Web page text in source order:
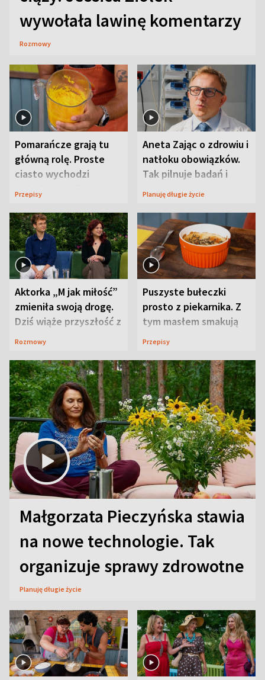
wywołała lawinę komentarzy
Rozmowy
Pomarańcze grają tu
główną rolę. Proste
ciasto wychodzi
wyjątkowo wilgotne
Przepisy
Aneta Zając o zdrowiu i
natłoku obowiązków.
Tak pilnuje badań i
wizyt
Planuję długie życie
Aktorka „M jak miłość”
zmieniła swoją drogę.
Dziś wiąże przyszłość z
neurobiologią
Rozmowy
Puszyste bułeczki
prosto z piekarnika. Z
tym masłem smakują
jeszcze lepiej
Przepisy
Małgorzata Pieczyńska stawia
na nowe technologie. Tak
organizuje sprawy zdrowotne
Planuję długie życie